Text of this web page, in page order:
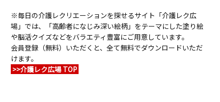
※毎日の介護レクリエーションを探せるサイト「介護レク広
場」では、「高齢者になじみ深い絵柄」をテーマにした塗り絵
や脳活クイズなどをバラエティ豊富にご用意しています。
会員登録（無料）いただくと、全て無料でダウンロードいただ
けます。
>>介護レク広場 TOP